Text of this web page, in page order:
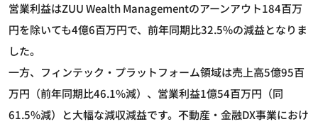
営業利益はZUU Wealth Managementのアーンアウト184百万
円を除いても4億6百万円で、前年同期比32.5%の減益となりま
した。
一方、フィンテック・プラットフォーム領域は売上高5億95百
万円（前年同期比46.1%減）、営業利益1億54百万円（同
61.5%減）と大幅な減収減益です。不動産・金融DX事業におけ